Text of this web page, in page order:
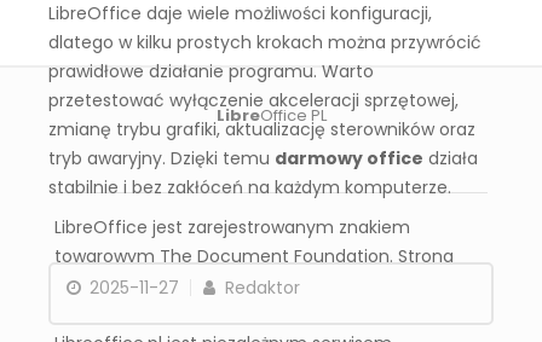
LibreOffice daje wiele możliwości konfiguracji,
dlatego w kilku prostych krokach można przywrócić
prawidłowe działanie programu. Warto
przetestować wyłączenie akceleracji sprzętowej,
zmianę trybu grafiki, aktualizację sterowników oraz
tryb awaryjny. Dzięki temu darmowy office działa
stabilnie i bez zakłóceń na każdym komputerze.
2025-11-27 Redaktor
LibreOffice PL
LibreOffice jest zarejestrowanym znakiem
towarowym The Document Foundation. Strona
libreoffice.pl nie jest powiązana, wspierana ani